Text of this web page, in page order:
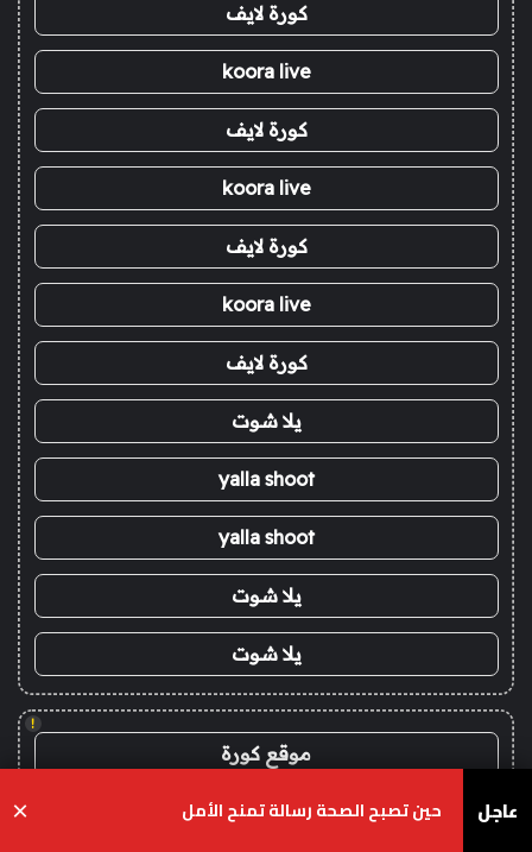
كورة لايف
koora live
كورة لايف
koora live
كورة لايف
koora live
كورة لايف
يلا شوت
yalla shoot
yalla shoot
يلا شوت
يلا شوت
!
موقع كورة
عاجل حين تصبح الصحة رسالة تمنح الأمل ×